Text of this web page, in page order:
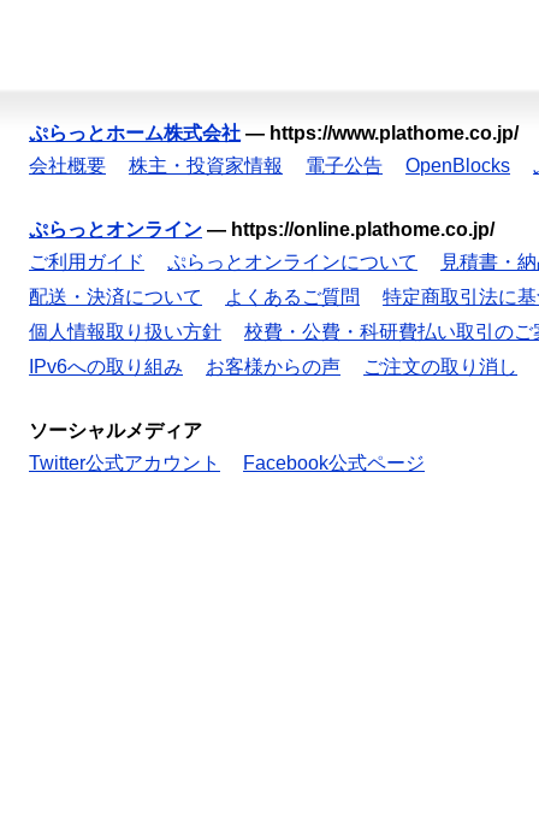
ぷらっとホーム株式会社 — https://www.plathome.co.jp/
会社概要
株主・投資家情報 電子公告 OpenBlocks
ぷらっとオンライン — https://online.plathome.co.jp/
ご利用ガイド
ぷらっとオンラインについて
見積書・
配送・決済について
よくあるご質問
特定商取引法に
個人情報取り扱い方針
校費・公費・科研費払い取引のご
IPv6への取り組み
お客様からの声 ご注文の取り消し
ソーシャルメディア
Twitter公式アカウント
Facebook公式ページ